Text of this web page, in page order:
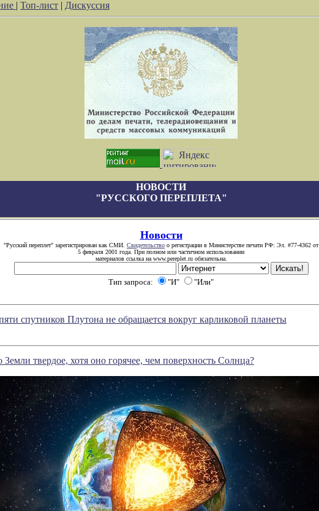
| Топ-лист | Дискуссия
НОВОСТИ
"РУССКОГО ПЕРЕПЛЕТА"
Новости
"Русский переплет" зарегистрирован как СМИ. Свидетельство о регистрации в Министерстве печати РФ: Эл. #77-4362 от
5 февраля 2001 года. При полном или частичном использовании
материалов ссылка на www.pereplet.ru обязательна.
Тип запроса: "И" "Или"
спутников Плутона не обращается вокруг карликовой планеты
твердое, хотя оно горячее, чем поверхность Солнца?